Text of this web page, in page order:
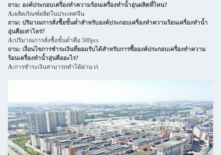
ถาม: องค์ประกอบเครื่องทำความร้อนเครื่องทำน้ำอุ่นผลิตที่ไหน?
A:ผลิตภัณฑ์ผลิตในประเทศจีน
ถาม: ปริมาณการสั่งซื้อขั้นต่ำสำหรับองค์ประกอบเครื่องทำความร้อนเครื่องทำน้ำ
อุ่นคือเท่าไหร่?
A:ปริมาณการสั่งซื้อขั้นต่ำคือ 500pcs
ถาม: เงื่อนไขการชำระเงินที่ยอมรับได้สำหรับการซื้อองค์ประกอบเครื่องทำความ
ร้อนเครื่องทำน้ำอุ่นคืออะไร?
A:การชำระเงินสามารถทำได้ผ่าน t/t